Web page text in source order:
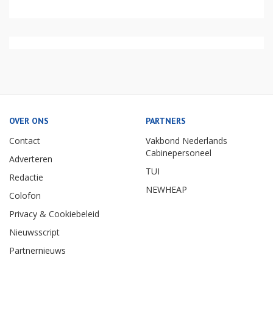
OVER ONS
Contact
Adverteren
Redactie
Colofon
Privacy & Cookiebeleid
Nieuwsscript
Partnernieuws
PARTNERS
Vakbond Nederlands
Cabinepersoneel
TUI
NEWHEAP